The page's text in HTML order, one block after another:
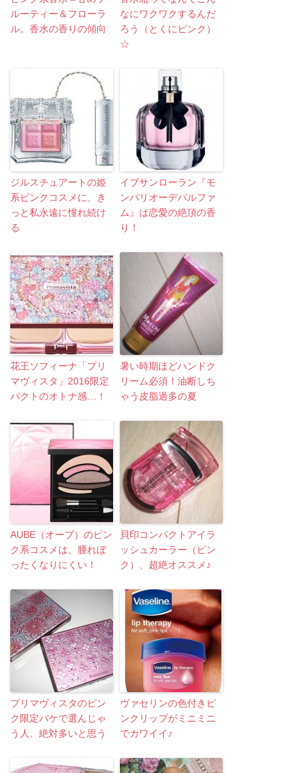
ルーティー＆フローラ
ル。香水の香りの傾向
なにワクワクするんだ
ろう（とくにピンク）
☆
ジルスチュアートの姫
系ピンクコスメに、き
っと私永遠に憧れ続け
る
イブサンローラン『モ
ンパリオーデパルファ
ム』は恋愛の絶頂の香
り！
花王ソフィーナ「プリ
マヴィスタ」2016限定
パクトのオトナ感…！
暑い時期ほどハンドク
リーム必須！油断しち
ゃう皮脂過多の夏
AUBE（オーブ）のピン
ク系コスメは、腫れぼ
ったくなりにくい！
貝印コンパクトアイラ
ッシュカーラー（ピン
ク）、超絶オススメ♪
プリマヴィスタのピン
ク限定パケで選んじゃ
う人、絶対多いと思う
ヴァセリンの色付きピ
ンクリップがミニミニ
でカワイイ♪